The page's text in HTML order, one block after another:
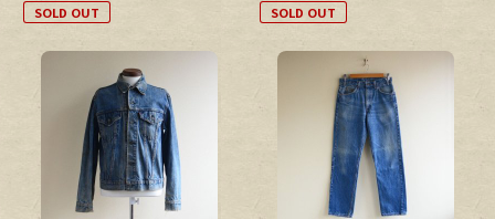
SOLD OUT SOLD OUT